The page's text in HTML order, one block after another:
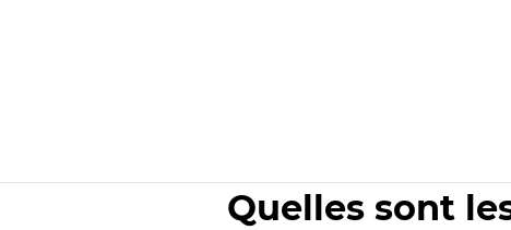
Quelles sont